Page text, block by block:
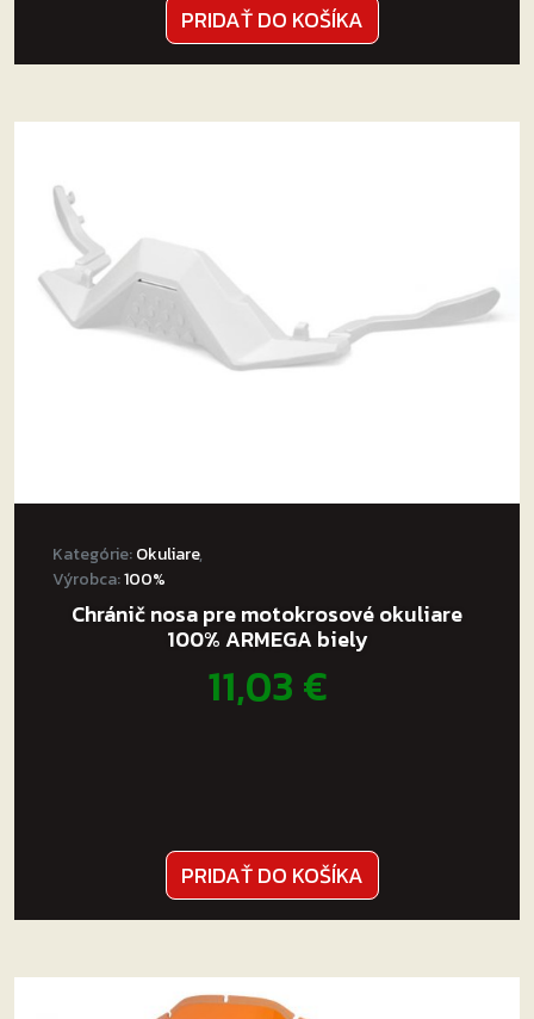
PRIDAŤ DO KOŠÍKA
Kategórie:Okuliare,
Výrobca:100%
Chránič nosa pre motokrosové okuliare
100% ARMEGA biely
11,03€
PRIDAŤ DO KOŠÍKA